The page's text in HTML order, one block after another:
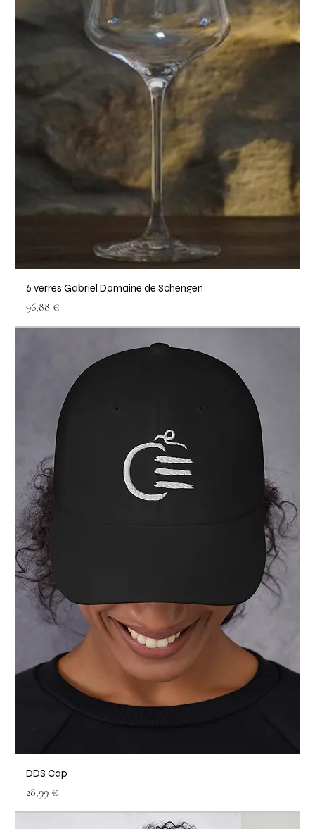
6 verres Gabriel Domaine de Schengen
Prix
96,88 €
DDS Cap
Prix
28,99 €